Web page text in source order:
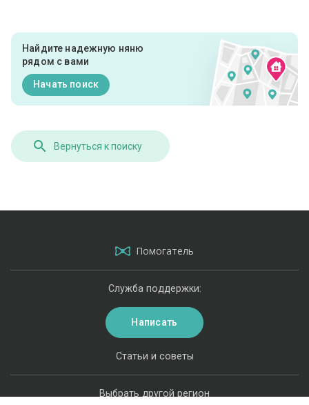
Найдите надежную няню
рядом с вами
Начать поиск
Вернуться к поиску
Помогатель
Выбрать другой регион
Статьи и советы
Служба поддержки:
Написать